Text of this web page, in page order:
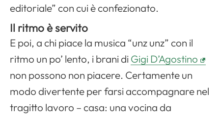
editoriale” con cui è confezionato.
Il ritmo è servito
E poi, a chi piace la musica “unz unz” con il
ritmo un po’ lento, i brani di Gigi D’Agostino
non possono non piacere. Certamente un
modo divertente per farsi accompagnare nel
tragitto lavoro – casa: una vocina da